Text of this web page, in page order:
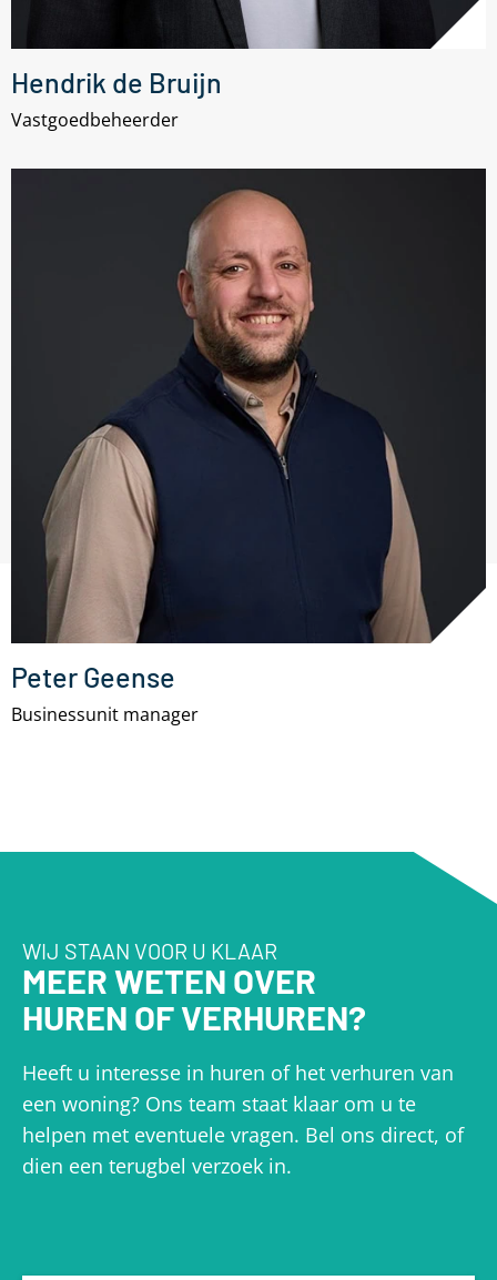
Hendrik de Bruijn
Vastgoedbeheerder
Peter Geense
Businessunit manager
WIJ STAAN VOOR U KLAAR
MEER WETEN OVER
HUREN OF VERHUREN?
Heeft u interesse in huren of het verhuren van
een woning? Ons team staat klaar om u te
helpen met eventuele vragen. Bel ons direct, of
dien een terugbel verzoek in.